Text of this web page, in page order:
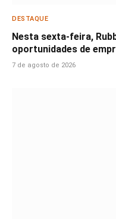
DESTAQUE
Nesta sexta-feira,
oportunidades de
7 de agosto de 2026